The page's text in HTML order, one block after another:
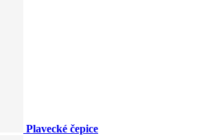
Plavecké čepice